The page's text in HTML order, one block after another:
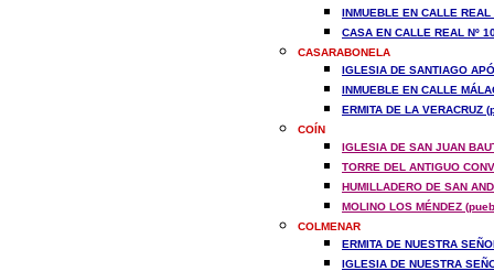
INMUEBLE EN CALLE
CASA EN CALLE REAL Nº
CASARABONELA
IGLESIA DE SANTIAGO
INMUEBLE EN CALLE
ERMITA DE LA VERACRUZ
COÍN
IGLESIA DE SAN JUAN
TORRE DEL ANTIGUO
HUMILLADERO DE SAN
MOLINO LOS MÉNDEZ
COLMENAR
ERMITA DE NUESTRA
IGLESIA DE NUESTRA